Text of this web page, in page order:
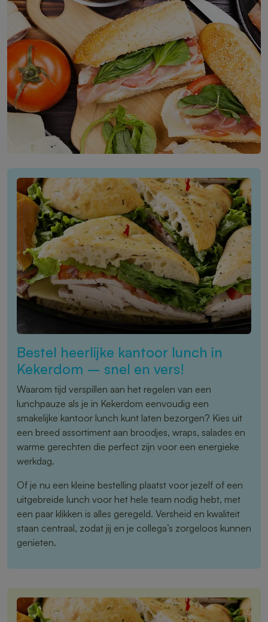
Bestel heerlijke kantoor lunch in
Kekerdom – snel en vers!
Waarom tijd verspillen aan het regelen van een
lunchpauze als je in Kekerdom eenvoudig een
smakelijke kantoor lunch kunt laten bezorgen? Kies uit
een breed assortiment aan broodjes, wraps, salades en
warme gerechten die perfect zijn voor een energieke
werkdag.
Of je nu een kleine bestelling plaatst voor jezelf of een
uitgebreide lunch voor het hele team nodig hebt, met
een paar klikken is alles geregeld. Versheid en kwaliteit
staan centraal, zodat jij en je collega’s zorgeloos kunnen
genieten.